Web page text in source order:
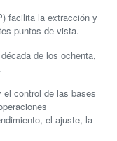
facilita la extracción y
puntos de vista.
de los ochenta,
control de las bases
el ajuste, la